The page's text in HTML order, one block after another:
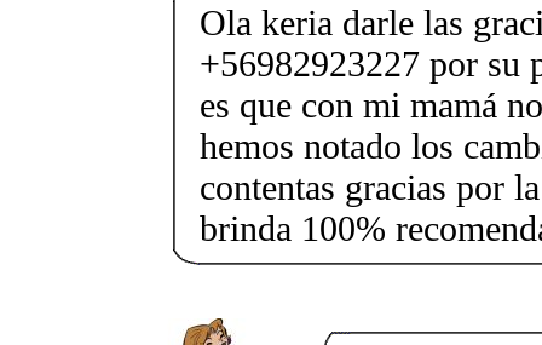
Ola keria darle las
+56982923227 por su
es que con mi mamá
hemos notado los
contentas gracias por
brinda 100%